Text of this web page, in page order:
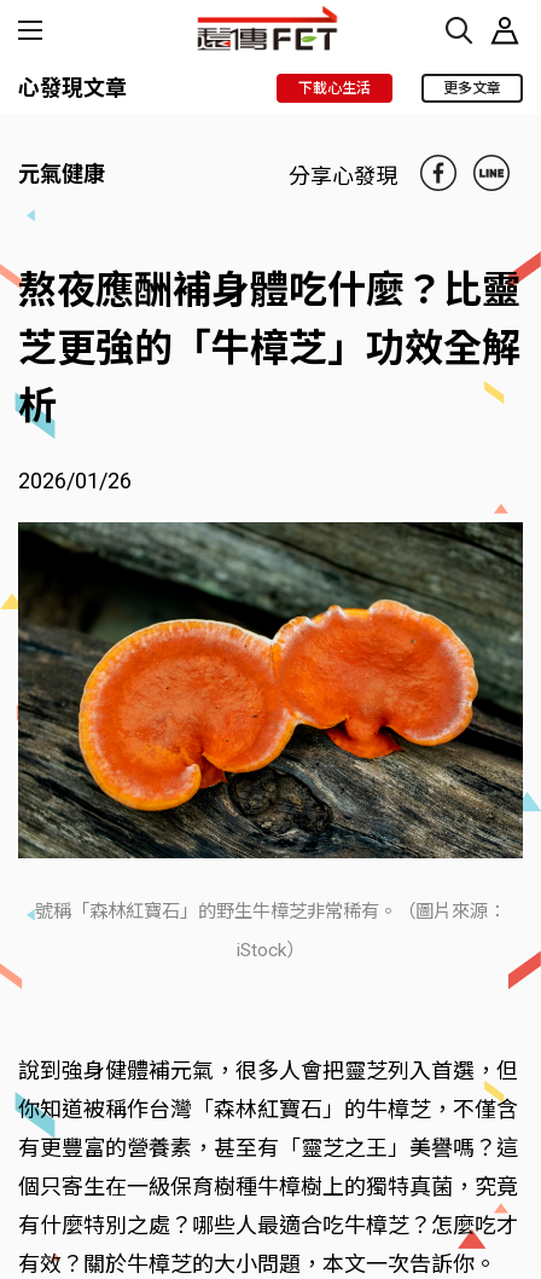
心發現文章 下載心生活 更多文章
元氣健康 分享心發現
熬夜應酬補身體吃什麼？比靈
芝更強的「牛樟芝」功效全解
析
2026/01/26
號稱「森林紅寶石」的野生牛樟芝非常稀有。（圖片來源：
iStock）
說到強身健體補元氣，很多人會把靈芝列入首選，但
你知道被稱作台灣「森林紅寶石」的牛樟芝，不僅含
有更豐富的營養素，甚至有「靈芝之王」美譽嗎？這
個只寄生在一級保育樹種牛樟樹上的獨特真菌，究竟
有什麼特別之處？哪些人最適合吃牛樟芝？怎麼吃才
有效？關於牛樟芝的大小問題，本文一次告訴你。